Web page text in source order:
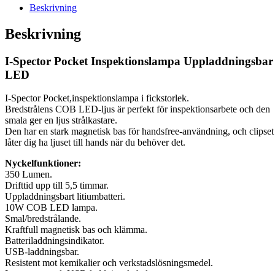
Beskrivning
Beskrivning
I-Spector Pocket Inspektionslampa Uppladdningsbar
LED
I-Spector Pocket,inspektionslampa i fickstorlek.
Bredstrålens COB LED-ljus är perfekt för inspektionsarbete och den
smala ger en ljus strålkastare.
Den har en stark magnetisk bas för handsfree-användning, och clipset
låter dig ha ljuset till hands när du behöver det.
Nyckelfunktioner:
350 Lumen.
Drifttid upp till 5,5 timmar.
Uppladdningsbart litiumbatteri.
10W COB LED lampa.
Smal/bredstrålande.
Kraftfull magnetisk bas och klämma.
Batteriladdningsindikator.
USB-laddningsbar.
Resistent mot kemikalier och verkstadslösningsmedel.